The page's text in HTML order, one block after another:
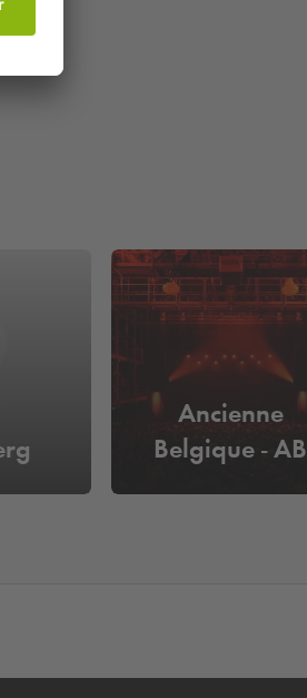
Ancienne
Belgique - AB